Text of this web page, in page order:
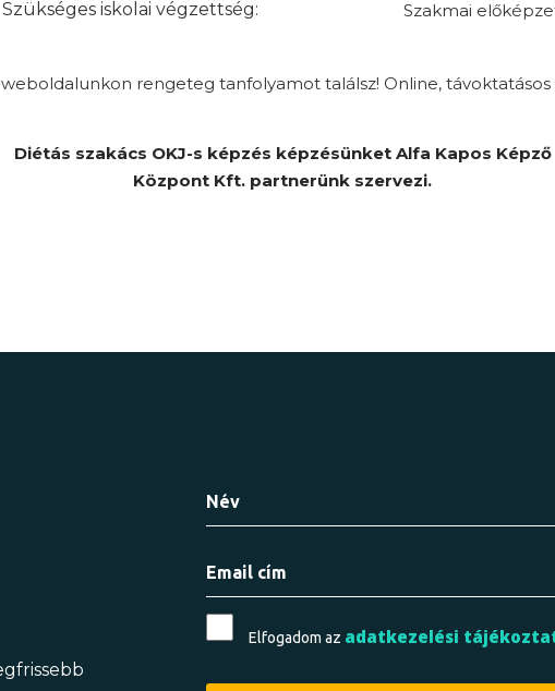
Szükséges iskolai végzettség:
Szakmai
rengeteg tanfolyamot találsz! Online, távoktatásos
Diétás szakács OKJ-s képzés képzésünket Alfa Kapos Képző
Központ Kft. partnerünk szervezi.
Elfogadom az adatkezelési